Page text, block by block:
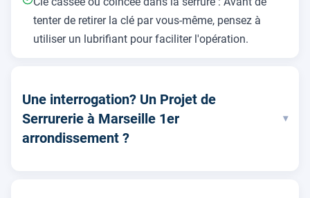
tenter de retirer la clé par vous-même, pensez à
utiliser un lubrifiant pour faciliter l'opération.
Une interrogation? Un Projet de
Serrurerie à Marseille 1er
arrondissement ?
▾